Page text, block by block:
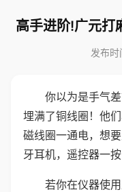
高手进阶!广元打
发布
你以为是手气
埋满了铜线圈！他
磁线圈一通电，想
牙耳机，遥控器一
若你在仪器使